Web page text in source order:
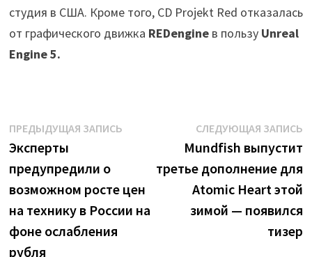
студия в США. Кроме того, CD Projekt Red отказалась
от графического движка REDengineв пользу Unreal
Engine 5.
Навигация
по
записям
ПРЕДЫДУЩАЯ ЗАПИСЬПредыдущая
Эксперты
предупредили о
возможном росте цен
на технику в России на
фоне ослабления
рубля
СЛЕДУЮЩАЯ ЗАПИСЬ
Mundfish выпустит
третье дополнение для
Atomic Heart этой
зимой — появился
тизер